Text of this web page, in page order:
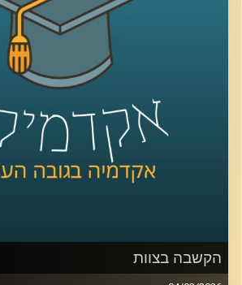
זה משבר רגעי או מגמה ארוכה, למה אמון
פוליטי, ומה המשמעות של זה לתחושת
ולחוסן החברתי, כדי לעשות סדר הזמנו את
פרופסור חבר וראש המכון לחירות ואחריות
לממשל ודיפלומטיה באוניברסיטת רייכמן,
מה עומד מאחורי הנתונים, מה המדינה
כדי לשקם את האמון שלנו?
הקשבה בצוות